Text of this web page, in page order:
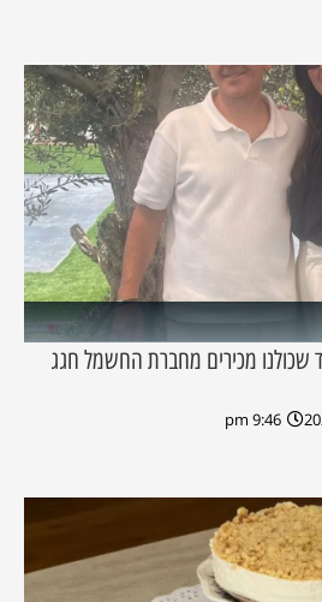
שכולנו מכירים מחברת החשמל חגג
9:46 pm